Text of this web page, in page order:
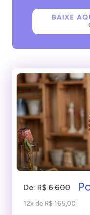
BAIXE
De: R$ 6.600
12x de R$ 165,00